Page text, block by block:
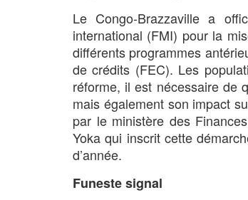
Le Congo-Brazzaville a
international (FMI) pour la
différents programmes
de crédits (FEC). Les
réforme, il est nécessaire de
mais également son impact
par le ministère des
Yoka qui inscrit cette
d’année.
Funeste signal